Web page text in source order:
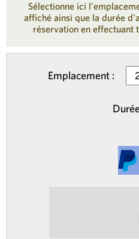
Sélectionne ici
affiché ainsi que la durée
réservation en effectuant
Emplacement :